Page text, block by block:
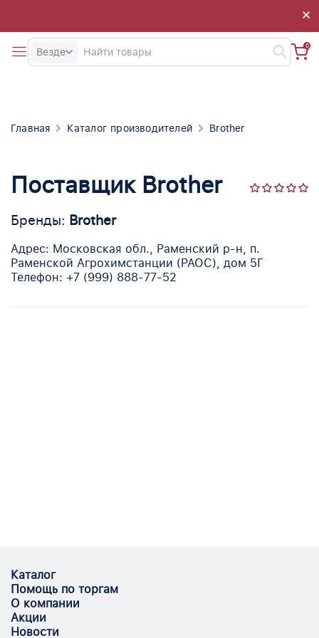
×
×
Везде
0
Главная Каталог производителей Brother
Поставщик Brother
Бренды: Brother
Адрес: Московская обл., Раменский р-н, п.
Раменской Агрохимстанции (РАОС), дом 5Г
Телефон: +7 (999) 888-77-52
Каталог
Помощь по торгам
О компании
Акции
Новости